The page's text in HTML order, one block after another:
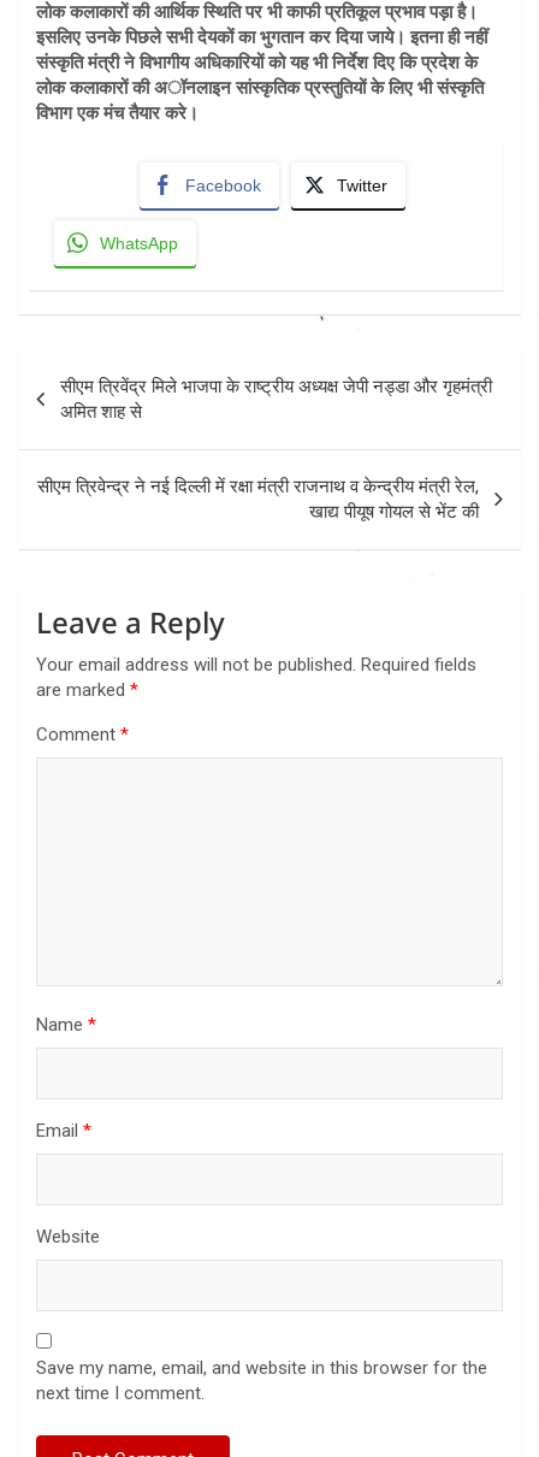
लोक कलाकारों की आर्थिक स्थिति पर भी काफी प्रतिकूल प्रभाव पड़ा है।
इसलिए उनके पिछले सभी देयकों का भुगतान कर दिया जाये। इतना ही नहीं
संस्कृति मंत्री ने विभागीय अधिकारियों को यह भी निर्देश दिए कि प्रदेश के
लोक कलाकारों की अॉनलाइन सांस्कृतिक प्रस्तुतियों के लिए भी संस्कृति
विभाग एक मंच तैयार करे।
Facebook Twitter
WhatsApp
Post
navigation
सीएम त्रिवेंद्र मिले भाजपा के राष्ट्रीय अध्यक्ष जेपी नड्डा और गृहमंत्री
अमित शाह से
सीएम त्रिवेन्द्र ने नई दिल्ली में रक्षा मंत्री राजनाथ व केन्द्रीय मंत्री रेल,
खाद्य पीयूष गोयल से भेंट की
Leave a Reply
Your email address will not be published. Required fields
are marked *
Comment *
Name *
Email *
Website
Save my name, email, and website in this browser for the
next time I comment.